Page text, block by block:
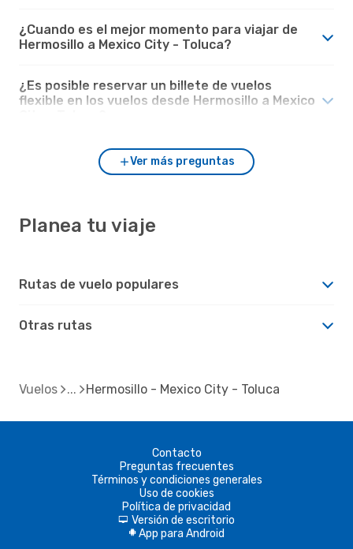
¿Cuando es el mejor momento para viajar de
Hermosillo a Mexico City - Toluca?
¿Es posible reservar un billete de vuelos
flexible en los vuelos desde Hermosillo a Mexico
Ver más preguntas
Planea tu viaje
Rutas de vuelo populares
Otras rutas
Vuelos Hermosillo - Mexico City - Toluca
Contacto
Preguntas frecuentes
Términos y condiciones generales
Uso de cookies
Política de privacidad
d Versión de escritorio
A App para Android